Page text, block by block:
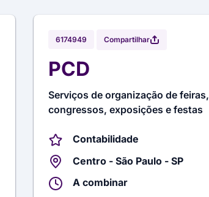
6174949 Compartilhar
PCD
Serviços de organização de feiras,
congressos, exposições e festas
Contabilidade
Centro - São Paulo - SP
A combinar